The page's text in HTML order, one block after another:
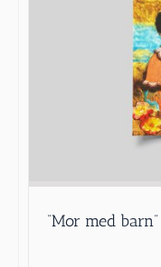
”Mor med